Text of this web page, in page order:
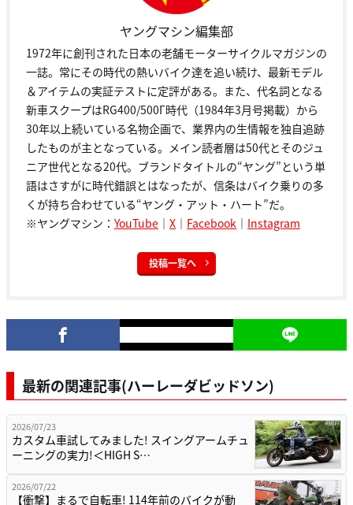
ヤングマシン編集部
1972年に創刊された日本の老舗モーターサイクルマガジンの
一誌。常にその時代の熱いバイク達を追い続け、最新モデル
＆アイテムの実証テストに定評がある。また、代名詞となる
新車スクープはRG400/500Γ時代（1984年3月号掲載）から
30年以上続いている名物企画で、業界内の生情報を独自追跡
したものが主となっている。メイン読者層は50代とそのジュ
ニア世代となる20代。ブランドタイトルの“ヤング”という単
語はさすがに時代錯誤とはなったが、信条はバイク乗りの多
くが持ち合わせている“ヤング・アット・ハート”だ。
※ヤングマシン： YouTube ｜ X ｜ Facebook ｜ Instagram
投稿一覧へ
最新の関連記事(ハーレーダビッドソン)
2026/07/23
カスタム車試してみました! スイングアームチュ
ーニングの実力!＜HIGH S…
2026/07/22
【衝撃】まるで自転車! 114年前のバイクが動